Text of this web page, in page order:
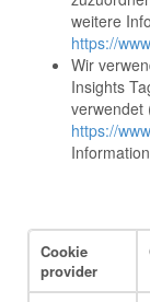
weitere
https://
Wir
Insights
verwendet
https://
Cookie
provider